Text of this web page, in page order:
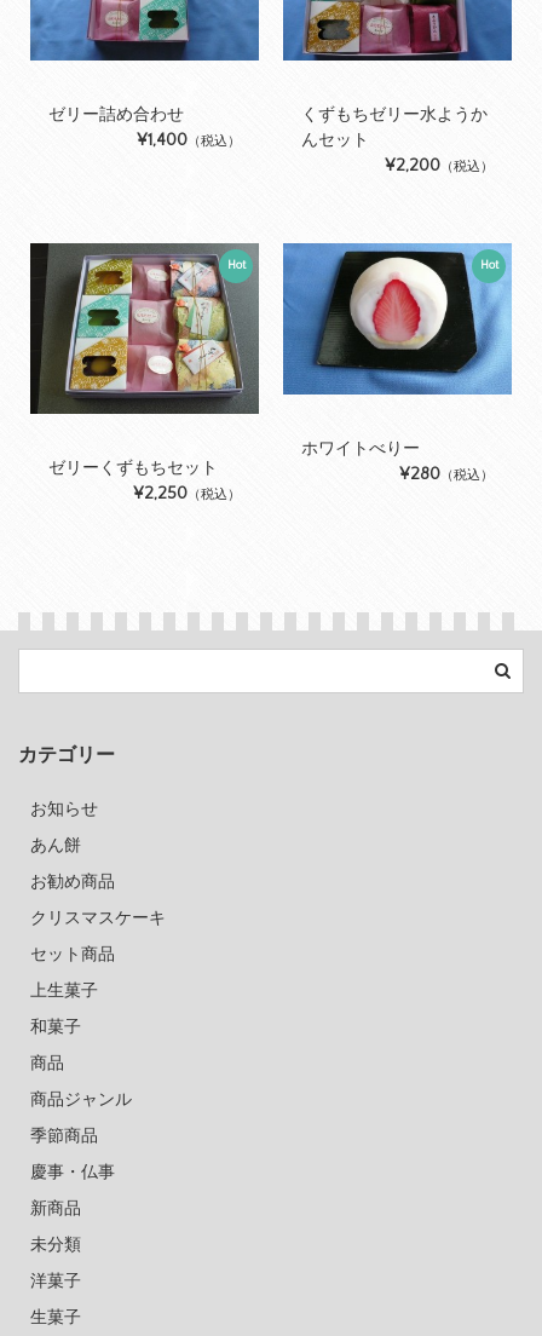
ゼリー詰め合わせ
¥1,400 （税込）
くずもちゼリー水ようか
んセット
¥2,200 （税込）
Hot
ゼリーくずもちセット
¥2,250 （税込）
Hot
ホワイトべりー
¥280 （税込）
カテゴリー
お知らせ
あん餅
お勧め商品
クリスマスケーキ
セット商品
上生菓子
和菓子
商品
商品ジャンル
季節商品
慶事・仏事
新商品
未分類
洋菓子
生菓子